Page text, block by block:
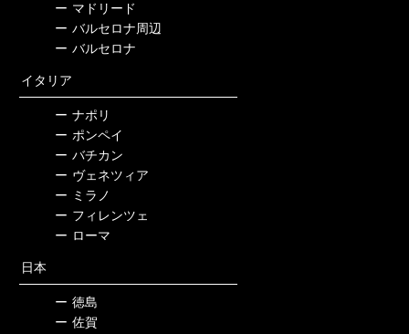
ー マドリード
ー バルセロナ周辺
ー バルセロナ
イタリア
ー ナポリ
ー ポンペイ
ー バチカン
ー ヴェネツィア
ー ミラノ
ー フィレンツェ
ー ローマ
日本
ー 徳島
ー 佐賀